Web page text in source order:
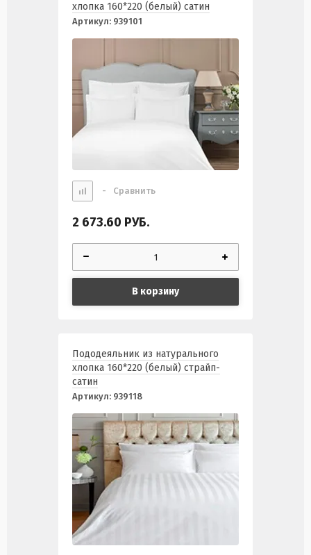
хлопка 160*220 (белый) сатин
Артикул: 939101
- Сравнить
2 673.60 РУБ.
В корзину
Пододеяльник из натурального
хлопка 160*220 (белый) страйп-
сатин
Артикул: 939118